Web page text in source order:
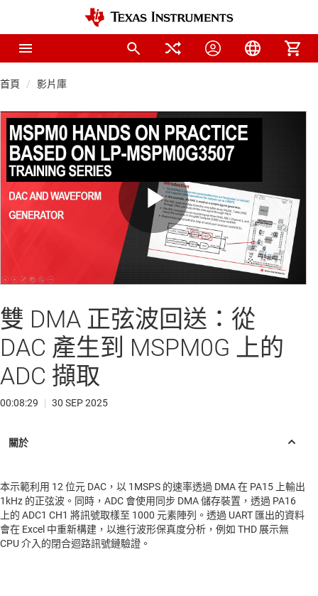
首頁 影片庫
Play
Video
雙 DMA 正弦波回送：從
DAC 產生到 MSPM0G 上的
ADC 擷取
00:08:29 | 30 SEP 2025
本示範利用 12 位元 DAC，以 1MSPS 的速率透過 DMA 在 PA15 上輸出
1kHz 的正弦波。同時，ADC 會使用同步 DMA 儲存裝置，透過 PA16
上的 ADC1 CH1 將訊號取樣至 1000 元素陣列。透過 UART 匯出的資料
會在 Excel 中重新構建，以進行波形保真度分析，例如 THD 展示無
CPU 介入的閉合迴路訊號鏈驗證。